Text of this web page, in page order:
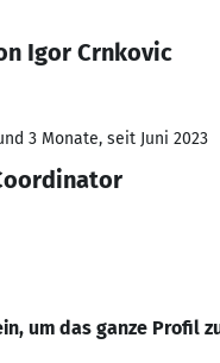
Igor Crnkovic
3 Monate, seit Juni 2023
um das ganze Profil